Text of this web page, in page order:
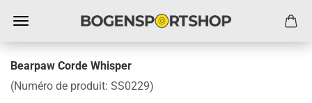
Bearpaw Corde Whisper
(Numéro de produit: SS0229)